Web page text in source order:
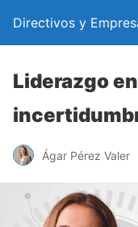
Directivos y
Liderazgo
Ágar Pérez Valer